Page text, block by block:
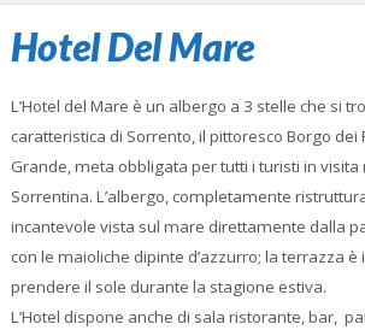
Hotel Del Mare
L’Hotel del Mare è un albergo a 3 stelle che si
caratteristica di Sorrento, il pittoresco Borgo dei
Grande, meta obbligata per tutti i turisti in visita
Sorrentina. L’albergo, completamente
incantevole vista sul mare direttamente dalla
con le maioliche dipinte d’azzurro; la terrazza
prendere il sole durante la stagione estiva.
L’Hotel dispone anche di sala ristorante, bar,